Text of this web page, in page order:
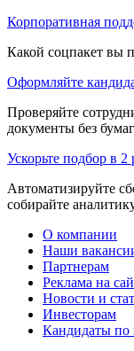
Корпоративная
Какой соцпакет вы
Оформляйте
Проверяйте
документы без
Ускорьте подбор в 2
Автоматизируйте
собирайте
О компании
Наши
Партнерам
Реклама на
Новости и
Инвесторам
Кандидаты по